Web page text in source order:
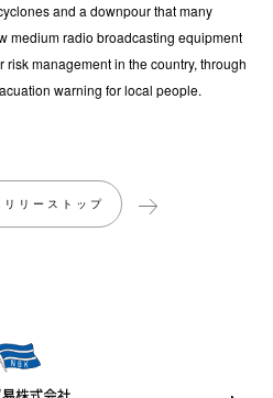
and a downpour that many
medium radio broadcasting equipment
management in the country, through
warning for local people.
リリーストップ